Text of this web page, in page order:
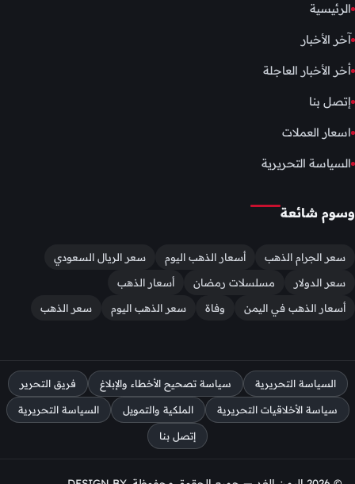
الرئيسية
آخر الأخبار
أخر الأخبار العاجلة
إتصل بنا
اسعار العملات
السياسة التحريرية
وسوم شائعة
سعر الجرام الذهب أسعار الذهب اليوم
سعر الريال السعودي
سعر الدولار
مسلسلات رمضان
أسعار الذهب
أسعار الذهب في اليمن
وفاة سعر الذهب اليوم سعر الذهب
السياسة التحريرية سياسة تصحيح الأخطاء والإبلاغ فريق التحرير
سياسة الأخلاقيات التحريرية الملكية والتمويل السياسة التحريرية
إتصل بنا